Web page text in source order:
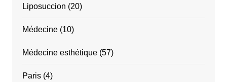
Liposuccion (20)
Médecine(10)
Médecine esthétique(57)
Paris(4)